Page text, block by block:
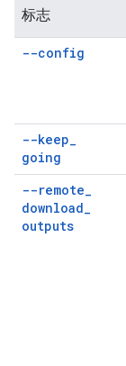
标志
--config
--keep_
going
--remote_
download_
outputs